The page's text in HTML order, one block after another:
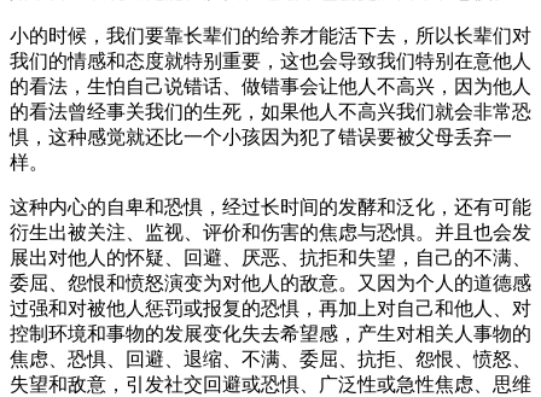
小的时候，我们要靠长辈们的给养才能活下去，所以长辈们对
我们的情感和态度就特别重要，这也会导致我们特别在意他人
的看法，生怕自己说错话、做错事会让他人不高兴，因为他人
的看法曾经事关我们的生死，如果他人不高兴我们就会非常恐
惧，这种感觉就还比一个小孩因为犯了错误要被父母丢弃一
样。
这种内心的自卑和恐惧，经过长时间的发酵和泛化，还有可能
衍生出被关注、监视、评价和伤害的焦虑与恐惧。并且也会发
展出对他人的怀疑、回避、厌恶、抗拒和失望，自己的不满、
委屈、怨恨和愤怒演变为对他人的敌意。又因为个人的道德感
过强和对被他人惩罚或报复的恐惧，再加上对自己和他人、对
控制环境和事物的发展变化失去希望感，产生对相关人事物的
焦虑、恐惧、回避、退缩、不满、委屈、抗拒、怨恨、愤怒、
失望和敌意，引发社交回避或恐惧、广泛性或急性焦虑、思维